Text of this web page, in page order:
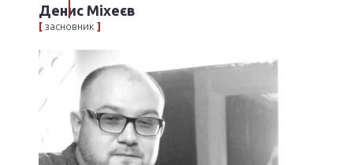
Денис Міхеєв
[ засновник ]